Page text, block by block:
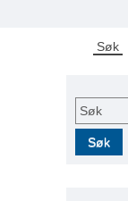
Søk
Søk
Søk